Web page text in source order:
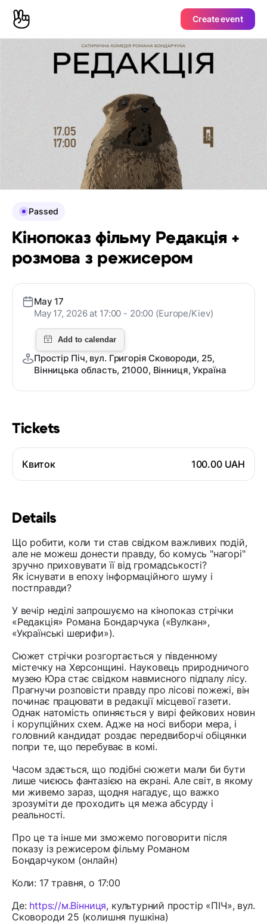
Create event
Tickets
Квиток 100.00 UAH
Details
Що робити, коли ти став свідком важливих подій,
але не можеш донести правду, бо комусь "нагорі"
зручно приховувати її від громадськості?
Як існувати в епоху інформаційного шуму і
постправди?
У вечір неділі запрошуємо на кінопоказ стрічки
«Редакція» Романа Бондарчука («Вулкан»,
«Українські шерифи»).
Сюжет стрічки розгортається у південному
містечку на Херсонщині. Науковець природничого
музею Юра стає свідком навмисного підпалу лісу.
Прагнучи розповісти правду про лісові пожежі, він
починає працювати в редакції місцевої газети.
Однак натомість опиняється у вирі фейкових новин
і корупційних схем. Адже на носі вибори мера, і
головний кандидат роздає передвиборчі обіцянки
попри те, що перебуває в комі.
Часом здається, що подібні сюжети мали би бути
лише чиєюсь фантазією на екрані. Але світ, в якому
ми живемо зараз, щодня нагадує, що важко
зрозуміти де проходить ця межа абсурду і
реальності.
Про це та інше ми зможемо поговорити після
показу із режисером фільму Романом
Бондарчуком (онлайн)
Коли: 17 травня, о 17:00
Де: https://м.Вінниця, культурний простір «ПІЧ», вул.
Сковороди 25 (колишня пушкіна)
Passed
Кінопоказ фільму Редакція +
розмова з режисером
May 17
May 17, 2026 at 17:00 - 20:00 (Europe/Kiev)
Простір Піч, вул. Григорія Сковороди, 25,
Вінницька область, 21000, Вінниця, Україна